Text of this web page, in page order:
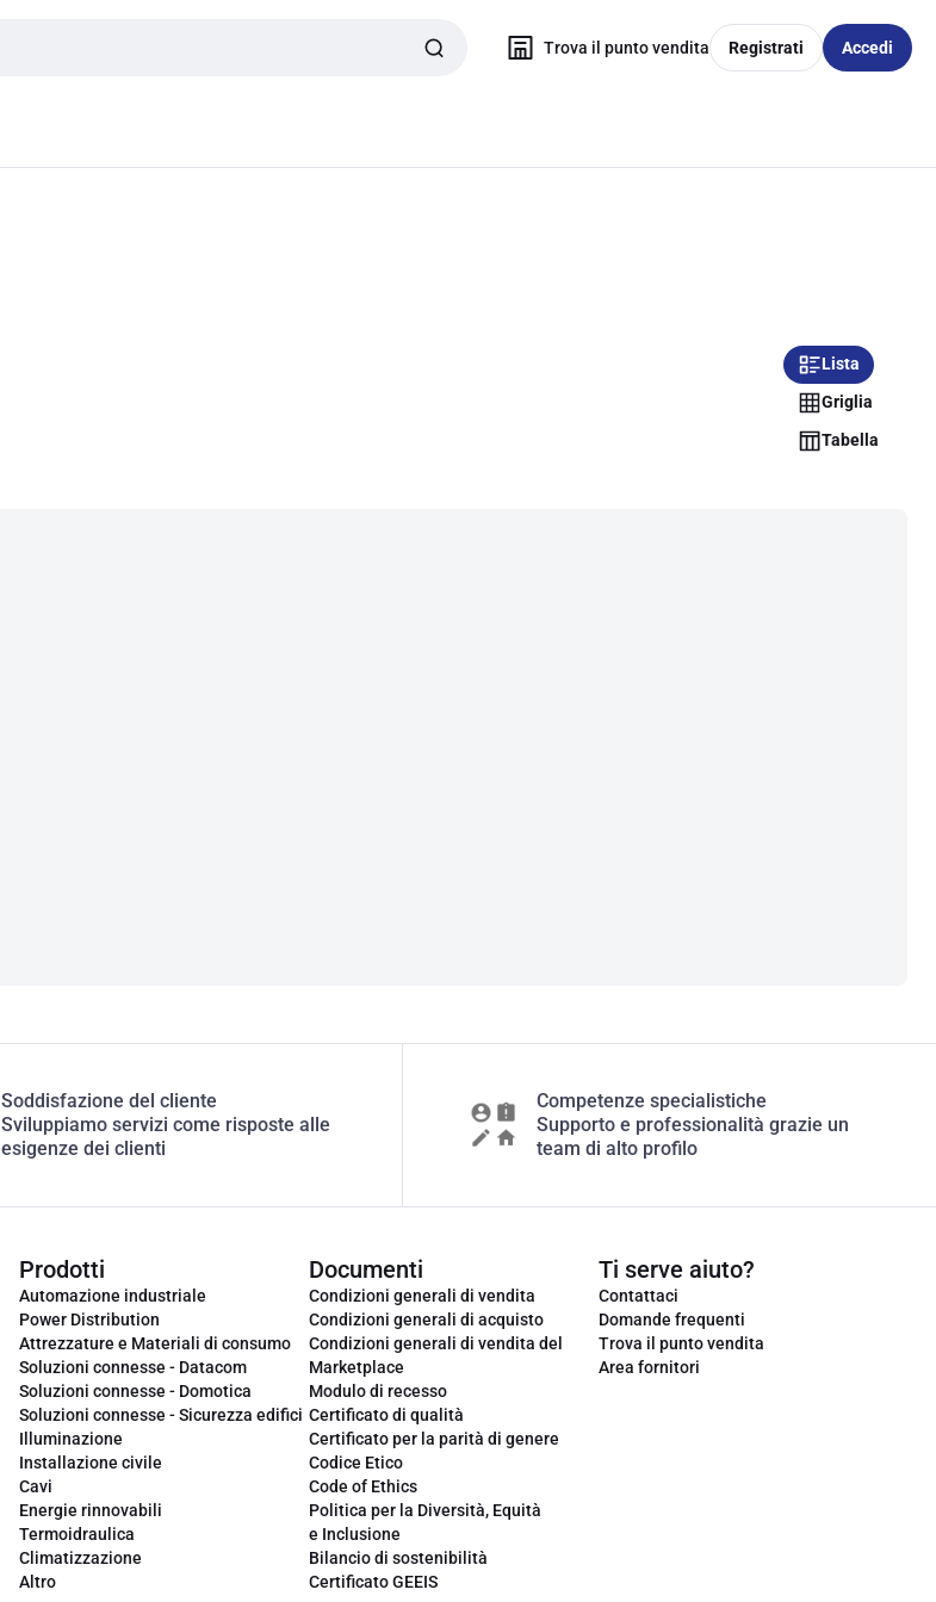
Trova il punto vendita Registrati Accedi
Lista
Griglia
Tabella
Soddisfazione del cliente
Sviluppiamo servizi come risposte alle
esigenze dei clienti
Competenze specialistiche
Supporto e professionalità grazie un
team di alto profilo
Prodotti
Automazione industriale
Power Distribution
Attrezzature e Materiali di consumo
Soluzioni connesse - Datacom
Soluzioni connesse - Domotica
Soluzioni connesse - Sicurezza edifici
Illuminazione
Installazione civile
Cavi
Energie rinnovabili
Termoidraulica
Climatizzazione
Altro
Documenti
Condizioni generali di vendita
Condizioni generali di acquisto
Condizioni generali di vendita del
Marketplace
Modulo di recesso
Certificato di qualità
Certificato per la parità di genere
Codice Etico
Code of Ethics
Politica per la Diversità, Equità
e Inclusione
Bilancio di sostenibilità
Certificato GEEIS
Ti serve aiuto?
Contattaci
Domande frequenti
Trova il punto vendita
Area fornitori